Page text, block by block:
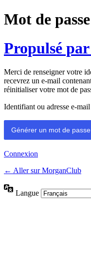
Mot de
Propulsé
Merci de renseigner votre
recevrez un e-mail
réinitialiser votre mot de
Identifiant ou adresse e-mail
Connexion
← Aller sur MorganClub
Langue